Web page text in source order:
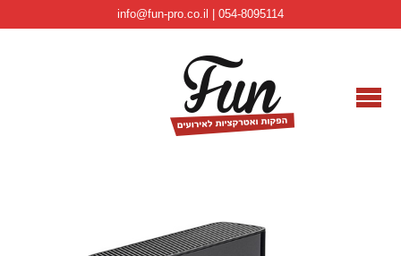
info@fun-pro.co.il | 054-8095114